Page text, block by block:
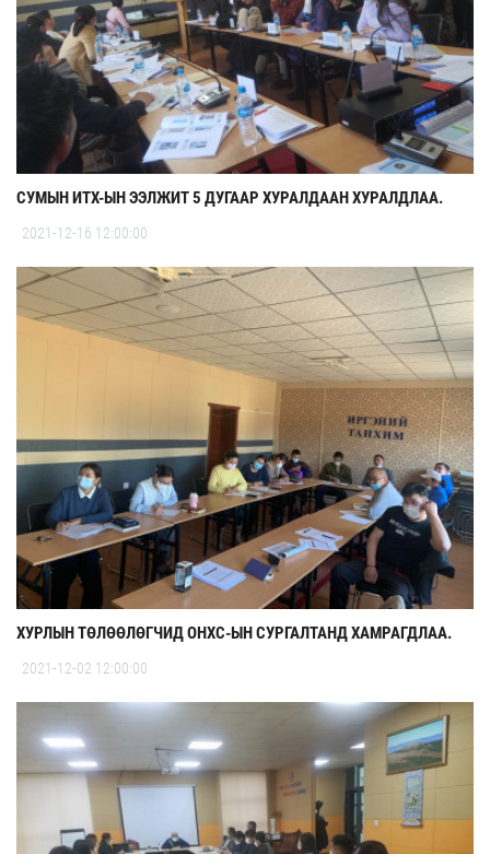
СУМЫН ИТХ-ЫН ЭЭЛЖИТ 5 ДУГААР ХУРАЛДААН ХУРАЛДЛАА.
2021-12-16 12:00:00
ХУРЛЫН ТӨЛӨӨЛӨГЧИД ОНХС-ЫН СУРГАЛТАНД ХАМРАГДЛАА.
2021-12-02 12:00:00